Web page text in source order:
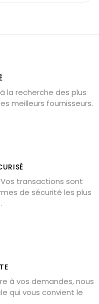
anges
?
la recherche des plus
meilleurs fournisseurs.
transactions sont
de sécurité les plus
à vos demandes, nous
qui vous convient le